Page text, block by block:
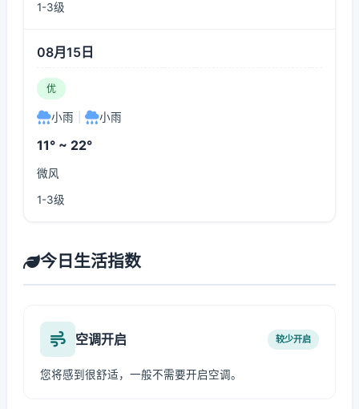
1-3级
08月15日
优
小雨 小雨
11° ~ 22°
微风
1-3级
今日生活指数
空调开启 较少开启
您将感到很舒适，一般不需要开启空调。